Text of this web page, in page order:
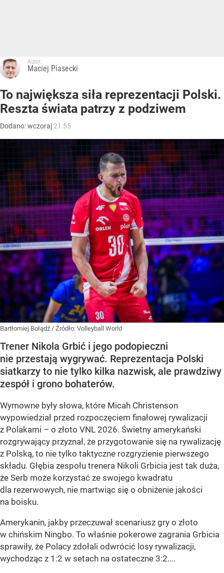
Autor:
Maciej Piasecki
To największa siła reprezentacji Polski.
Reszta świata patrzy z podziwem
Dodano:wczoraj 21:55
Bartłomiej Bołądź / Źródło: Volleyball World
Trener Nikola Grbić i jego podopieczni
nie przestają wygrywać. Reprezentacja Polski
siatkarzy to nie tylko kilka nazwisk, ale prawdziwy
zespół i grono bohaterów.
Wymowne były słowa, które Micah Christenson
wypowiedział przed rozpoczęciem finałowej rywalizacji
z Polakami – o złoto VNL 2026. Świetny amerykański
rozgrywający przyznał, że przygotowanie się na rywalizację
z Polską, to nie tylko taktyczne rozgryzienie pierwszego
składu. Głębia zespołu trenera Nikoli Grbicia jest tak duża,
że Serb może korzystać ze swojego kwadratu
dla rezerwowych, nie martwiąc się o obniżenie jakości
na boisku.
Amerykanin, jakby przeczuwał scenariusz gry o złoto
w chińskim Ningbo. To właśnie pokerowe zagrania Grbicia
sprawiły, że Polacy zdołali odwrócić losy rywalizacji,
wychodząc z 1:2 w setach na ostateczne 3:2....